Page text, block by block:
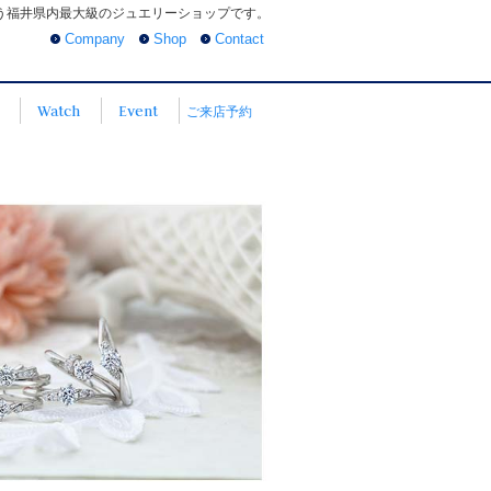
井県内最大級のジュエリーショップです。
Company
Shop Contact
Watch Event ご来店予約